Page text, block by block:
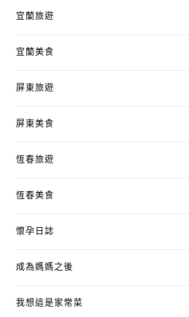
宜蘭旅遊
宜蘭美食
屏東旅遊
屏東美食
恆春旅遊
恆春美食
懷孕日誌
成為媽媽之後
我想這是家常菜